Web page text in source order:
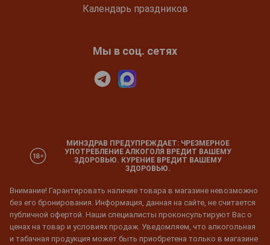
Календарь праздников
Мы в соц. сетях
МИНЗДРАВ ПРЕДУПРЕЖДАЕТ: ЧРЕЗМЕРНОЕ
УПОТРЕБЛЕНИЕ АЛКОГОЛЯ ВРЕДИТ ВАШЕМУ
ЗДОРОВЬЮ. КУРЕНИЕ ВРЕДИТ ВАШЕМУ
ЗДОРОВЬЮ.
Внимание! Гарантировать наличие товара в магазине невозможно
без его бронирования. Информация, данная на сайте, не считается
публичной офертой. Наши специалисты проконсультируют Вас о
ценах на товар и условиях продаж. Уведомляем, что алкогольная
и табачная продукция может быть приобретена только в магазине